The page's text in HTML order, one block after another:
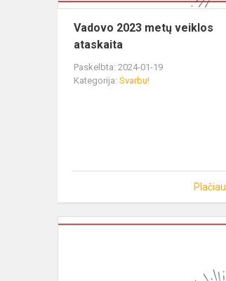
Vadovo 2023 metų veiklos
ataskaita
Paskelbta: 2024-01-19
Kategorija: Svarbu!
Plačiau